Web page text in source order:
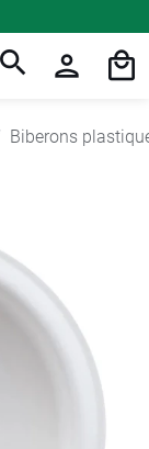
Biberons